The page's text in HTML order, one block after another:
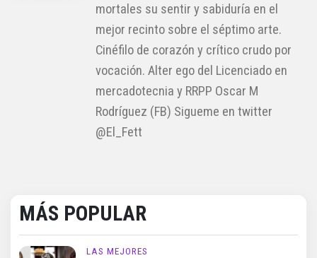
mortales su sentir y sabiduría en el
mejor recinto sobre el séptimo arte.
Cinéfilo de corazón y crítico crudo por
vocación. Alter ego del Licenciado en
mercadotecnia y RRPP Oscar M
Rodríguez (FB) Sigueme en twitter
@El_Fett
MÁS POPULAR
LAS MEJORES